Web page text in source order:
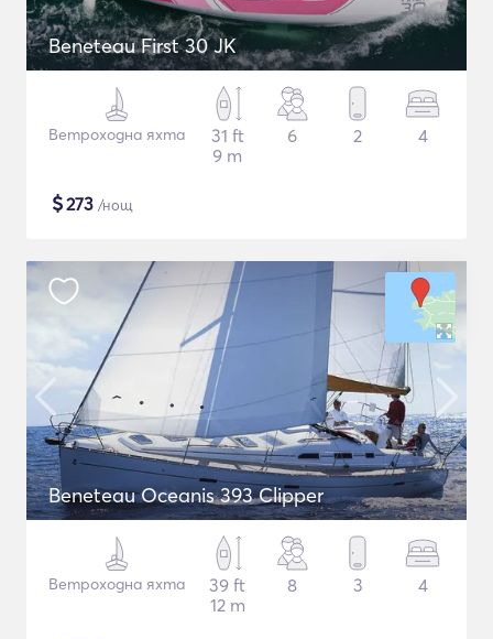
Beneteau First 30 JK
Ветроходна яхта
31 ft
9 m
6 2 4
$273 /нощ
Beneteau Oceanis 393 Clipper
Ветроходна яхта
39 ft
12 m
8 3 4